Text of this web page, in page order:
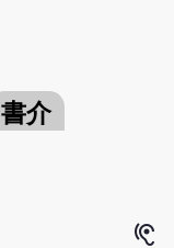
書介
hearing